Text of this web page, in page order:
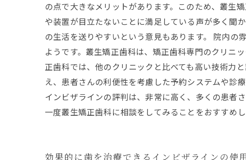
の点で大きなメリットがあります。このため、叢生
や装置が目立たないことに満足している声が多く聞
の生活を送りやすいという意見もあります。 院内の
ようです。叢生矯正歯科は、矯正歯科専門のクリニ
正歯科では、他のクリニックと比べても高い技術力
え、患者さんの利便性を考慮した予約システムや診
インビザラインの評判は、非常に高く、多くの患者
一度叢生矯正歯科に相談をしてみることをおすすめし
効果的に歯を治療できるインビザラインの使